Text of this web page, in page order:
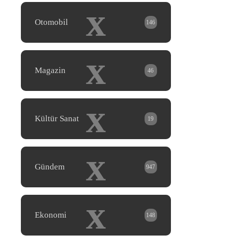
x
Otomobil 146
x
Magazin 46
x
Kültür Sanat 19
x
Gündem 947
x
Ekonomi 148